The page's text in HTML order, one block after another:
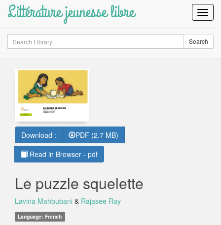
Littérature jeunesse libre
Search Search
Download :
PDF (2.7 MB)
Read in Browser - pdf
Le puzzle squelette
Lavina Mahbubani & Rajasee Ray
Language: French